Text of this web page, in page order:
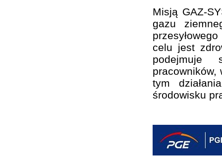
Misją GAZ-
gazu
celu jest
podejmuje
pracowników,
tym
środowisku